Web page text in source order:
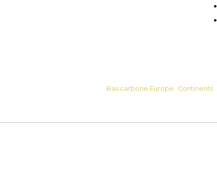
Bas carbone Europe Continents